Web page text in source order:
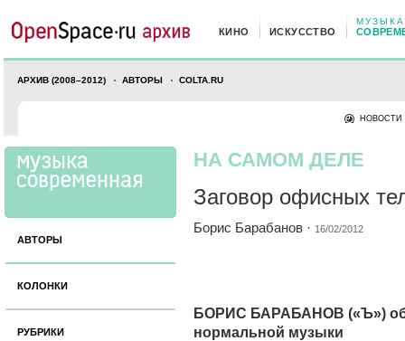
КИНО ИСКУССТВО
МУЗЫКА
АРХИВ (2008–2012) АВТОРЫ COLTA.RU
НОВОСТИ
АВТОРЫ
КОЛОНКИ
РУБРИКИ
НА САМОМ ДЕЛЕ
Заговор офисных
Борис Барабанов · 16/02/2012
БОРИС БАРАБАНОВ («Ъ»)
нормальной музыки